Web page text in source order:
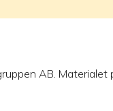
AB.